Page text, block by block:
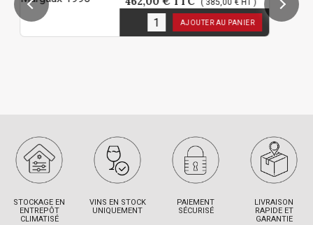
( 385,00 € HT )
AJOUTER AU PANIER
STOCKAGE EN
ENTREPÔT
CLIMATISÉ
VINS EN STOCK
UNIQUEMENT
PAIEMENT
SÉCURISÉ
LIVRAISON
RAPIDE ET
GARANTIE